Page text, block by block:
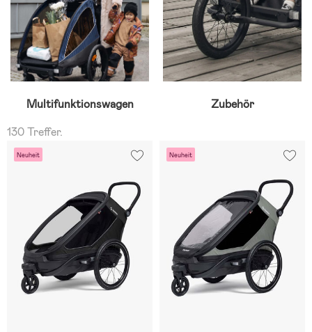
Multifunktionswagen
Zubehör
130 Treffer.
Neuheit Neuheit